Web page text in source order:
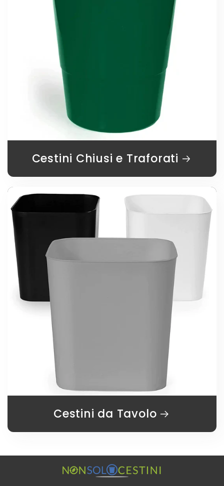
Cestini Chiusi e Traforati
Cestini da Tavolo